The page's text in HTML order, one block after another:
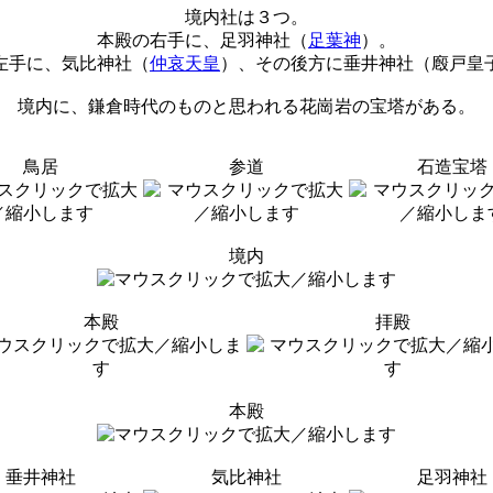
境内社は３つ。
本殿の右手に、足羽神社（ 足葉神）。
手に、気比神社（仲哀天皇 ）、その後方に垂井神社（廏戸皇
境内に、鎌倉時代のものと思われる花崗岩の宝塔がある。
鳥居 参道 石造宝塔
境内
本殿 拝殿
本殿
垂井神社 気比神社 足羽神社